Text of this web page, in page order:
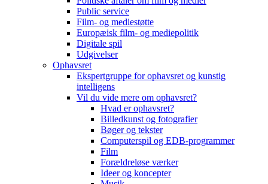
Public service
Film- og mediestøtte
Europæisk film- og mediepolitik
Digitale spil
Udgivelser
Ophavsret
Ekspertgruppe for ophavsret og kunstig
intelligens
Vil du vide mere om ophavsret?
Hvad er ophavsret?
Billedkunst og fotografier
Bøger og tekster
Computerspil og EDB-programmer
Film
Forældreløse værker
Ideer og koncepter